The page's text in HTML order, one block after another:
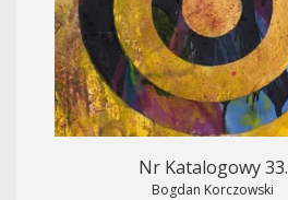
Nr Katalogowy 33.
Bogdan Korczowski